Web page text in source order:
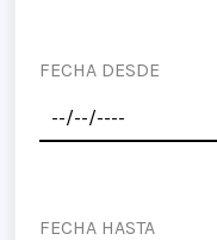
FECHA DESDE
FECHA HASTA